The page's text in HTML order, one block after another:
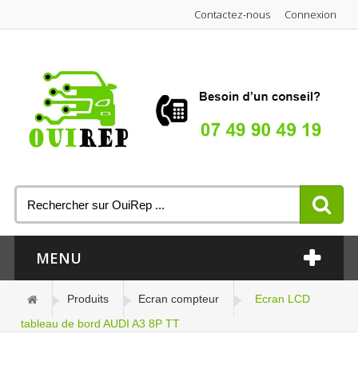
Connexion
Contactez-nous
MENU
Produits Ecran compteur
Ecran LCD
tableau de bord AUDI A3 8P TT